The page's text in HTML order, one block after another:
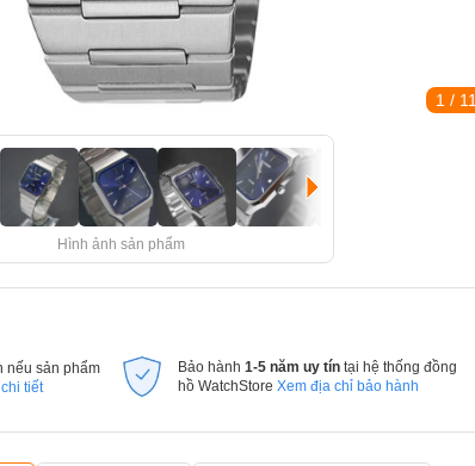
1 / 11
Hình ảnh sản phẩm
nếu sản phẩm
tiết
Bảo hành 1-5 năm uy tín tại hệ thống đồng
hồ WatchStore Xem địa chỉ bảo hành